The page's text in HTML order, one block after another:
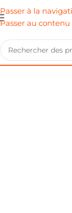
Passer à la
Passer au